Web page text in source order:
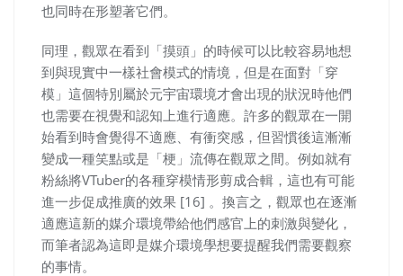
也同時在形塑著它們。
同理，觀眾在看到「摸頭」的時候可以比較容易地想
到與現實中一樣社會模式的情境，但是在面對「穿
模」這個特別屬於元宇宙環境才會出現的狀況時他們
也需要在視覺和認知上進行適應。許多的觀眾在一開
始看到時會覺得不適應、有衝突感，但習慣後這漸漸
變成一種笑點或是「梗」流傳在觀眾之間。例如就有
粉絲將VTuber的各種穿模情形剪成合輯，這也有可能
進一步促成推廣的效果 [16] 。換言之，觀眾也在逐漸
適應這新的媒介環境帶給他們感官上的刺激與變化，
而筆者認為這即是媒介環境學想要提醒我們需要觀察
的事情。